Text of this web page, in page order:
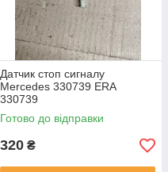
Датчик стоп сигналу
Mercedes 330739 ERA
330739
Готово до відправки
320 ₴